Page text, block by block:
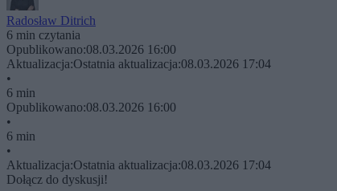
Radosław Ditrich
6 min czytania
Opublikowano:08.03.2026 16:00
Aktualizacja:Ostatnia aktualizacja:08.03.2026 17:04
•
6 min
Opublikowano:08.03.2026 16:00
•
6 min
•
Aktualizacja:Ostatnia aktualizacja:08.03.2026 17:04
Dołącz do dyskusji!